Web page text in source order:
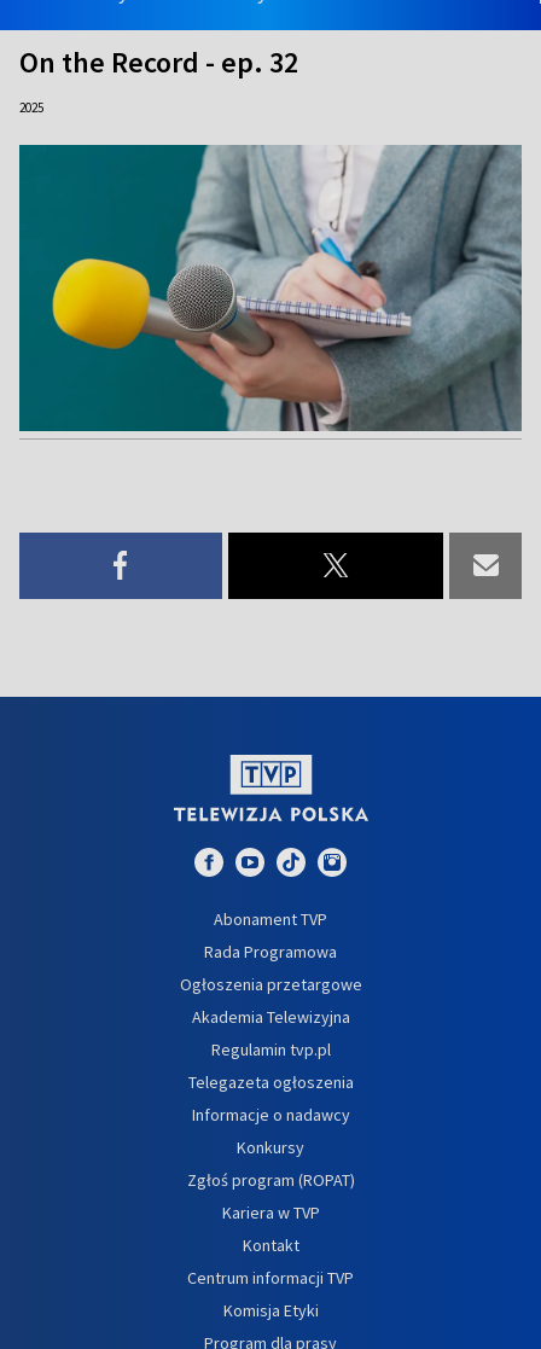
On the Record - ep. 32
2025
Abonament TVP
Rada Programowa
Ogłoszenia przetargowe
Akademia Telewizyjna
Regulamin tvp.pl
Telegazeta ogłoszenia
Informacje o nadawcy
Konkursy
Zgłoś program (ROPAT)
Kariera w TVP
Kontakt
Centrum informacji TVP
Komisja Etyki
Program dla prasy